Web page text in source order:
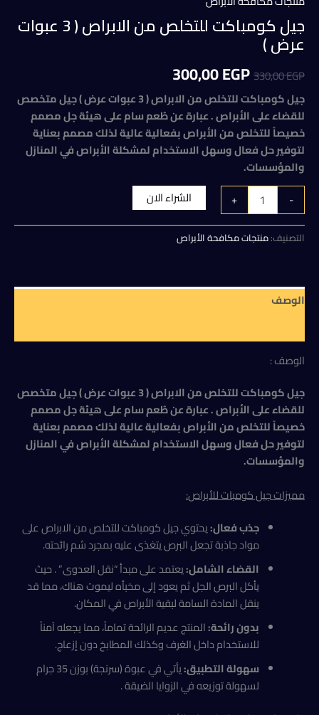
جيل كومباكت للتخلص من الابراص ( 3 عبوات
عرض )
330,00EGP
السعر
الأصلي
هو:
330,00 EGP.
300,00EGP
الحالي
هو:
300,00 EGP.
جيل كومباكت للتخلص من الابراص ( 3 عبوات عرض ) جيل متخصص
للقضاء على الأبراص . عبارة عن طُعم سام على هيئة جل مصمم
خصيصاً للتخلص من الأبراص بفعالية عالية لذلك مصمم بعناية
لتوفير حل فعال وسهل الاستخدام لمشكلة الأبراص في المنازل
والمؤسسات.
-
كمية
جيل
كومباكت
للتخلص
3
عبوات
+ الشراء الان
التصنيف:منتجات مكافحة الأبراص
الوصف
الوصف :
جيل كومباكت للتخلص من الابراص ( 3 عبوات عرض ) جيل متخصص
للقضاء على الأبراص . عبارة عن طُعم سام على هيئة جل مصمم
خصيصاً للتخلص من الأبراص بفعالية عالية لذلك مصمم بعناية
لتوفير حل فعال وسهل الاستخدام لمشكلة الأبراص في المنازل
والمؤسسات.
مميزات جيل كومبات للأبراص:
جذب فعال:يحتوي جيل كومباكت للتخلص من الابراص على
مواد جاذبة تجعل البرص يتغذى عليه بمجرد شم رائحته.
القضاء الشامل:يعتمد على مبدأ “نقل العدوى” . حيث
يأكل البرص الجل ثم يعود إلى مخبأه ليموت هناك، مما قد
ينقل المادة السامة لبقية الأبراص في المكان.
بدون رائحة:المنتج عديم الرائحة تماماً، مما يجعله آمناً
للاستخدام داخل الغرف وكذلك المطابخ دون إزعاج.
سهولة التطبيق:
يأتي في عبوة (سرنجة) بوزن 35 جرام
لسهولة توزيعه في الزوايا الضيقة .